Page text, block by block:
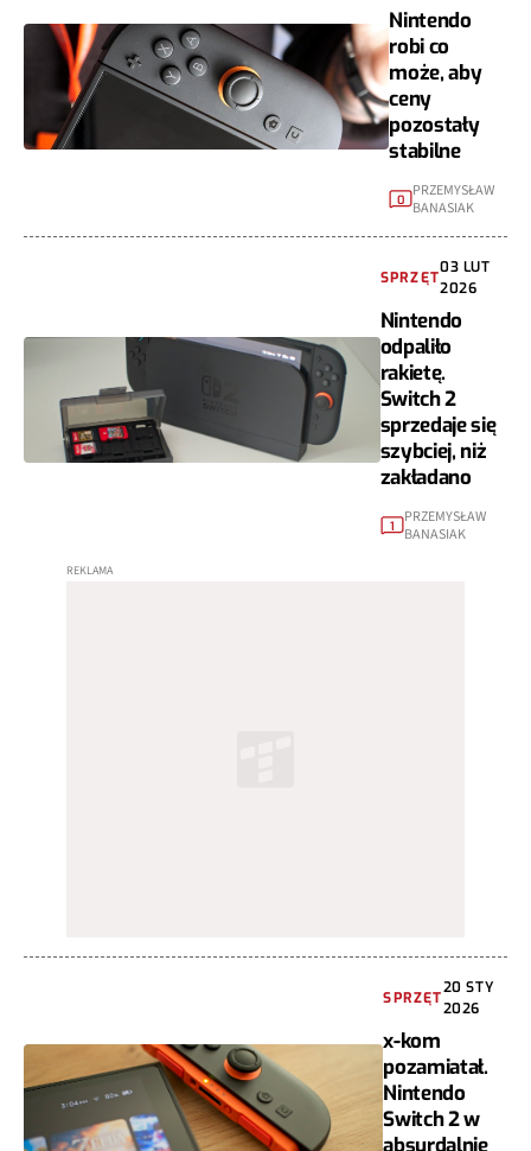
Nintendo
robi co
może, aby
ceny
pozostały
stabilne
0
PRZEMYSŁAW
BANASIAK
SPRZĘT
03 LUT
2026
Nintendo
odpaliło
rakietę.
Switch 2
sprzedaje się
szybciej, niż
zakładano
1
PRZEMYSŁAW
BANASIAK
SPRZĘT
20 STY
2026
x-kom
pozamiatał.
Nintendo
Switch 2 w